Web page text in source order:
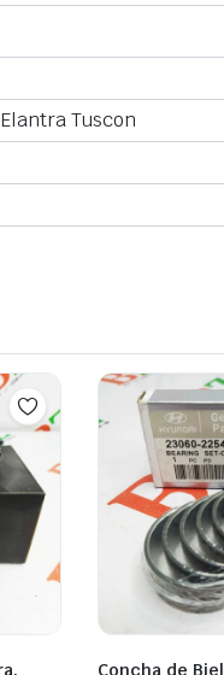
Tuscon
Concha de